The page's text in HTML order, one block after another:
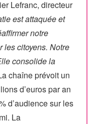
Lefranc, directeur
est attaquée et
notre
les citoyens. Notre
consolide la
chaîne prévoit un
d’euros par an
d’audience sur les
La